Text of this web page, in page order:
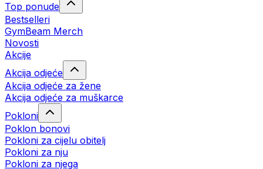
Top ponude
Bestselleri
GymBeam Merch
Novosti
Akcije
Akcija odjeće
Akcija odjeće za žene
Akcija odjeće za muškarce
Pokloni
Poklon bonovi
Pokloni za cijelu obitelj
Pokloni za nju
Pokloni za njega